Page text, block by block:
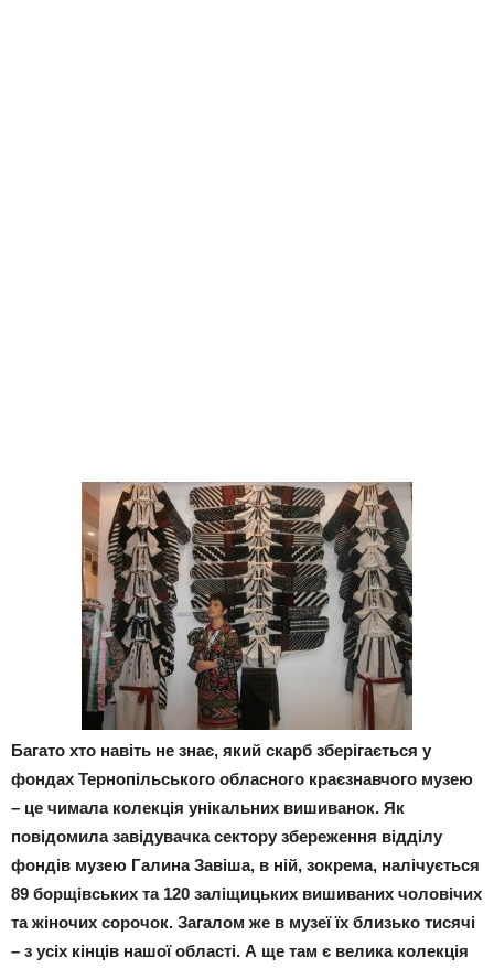
Багато хто навіть не знає, який скарб зберігається у
фондах Тернопільського обласного краєзнавчого музею
– це чимала колекція унікальних вишиванок. Як
повідомила завідувачка сектору збереження відділу
фондів музею Галина Завіша, в ній, зокрема, налічується
89 борщівських та 120 заліщицьких вишиваних чоловічих
та жіночих сорочок. Загалом же в музеї їх близько тисячі
– з усіх кінців нашої області. А ще там є велика колекція